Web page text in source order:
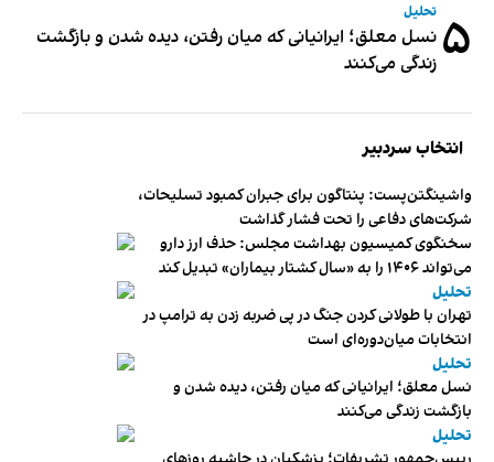
۵ تحلیل
نسل معلق؛ ایرانیانی که میان رفتن، دیده شدن و بازگشت
زندگی می‌کنند
انتخاب سردبیر
واشینگتن‌پست: پنتاگون برای جبران کمبود تسلیحات،
شرکت‌های دفاعی را تحت فشار گذاشت
سخنگوی کمیسیون بهداشت مجلس: حذف ارز دارو
می‌تواند ۱۴۰۶ را به «سال کشتار بیماران» تبدیل کند
تحلیل
تهران با طولانی کردن جنگ در پی ضربه زدن به ترامپ در
انتخابات میان‌دوره‌ای است
تحلیل
نسل معلق؛ ایرانیانی که میان رفتن، دیده شدن و
بازگشت زندگی می‌کنند
تحلیل